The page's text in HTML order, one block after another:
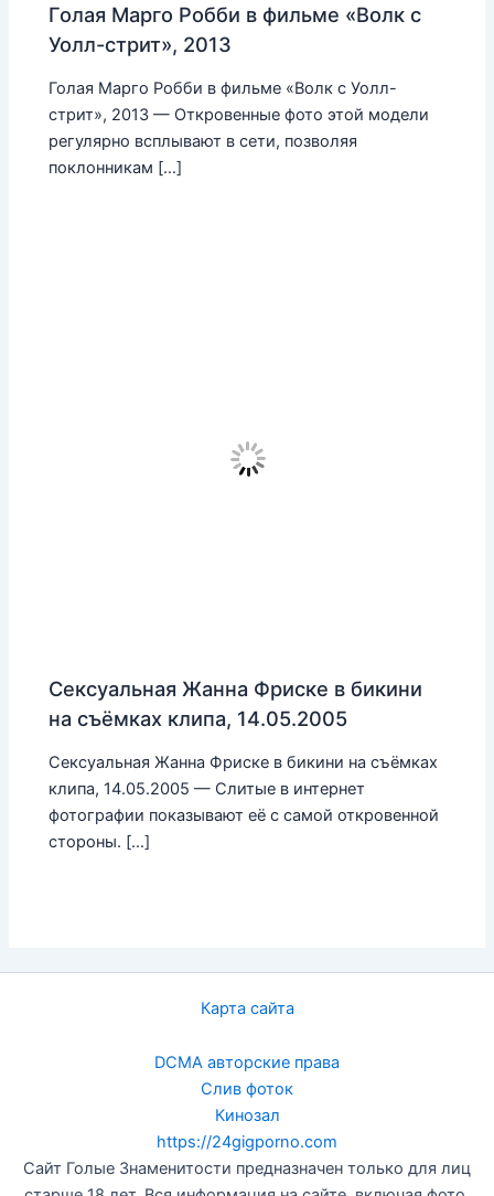
Голая Марго Робби в фильме «Волк с
Уолл-стрит», 2013
Голая Марго Робби в фильме «Волк с Уолл-
стрит», 2013 — Откровенные фото этой модели
регулярно всплывают в сети, позволяя
поклонникам […]
Сексуальная Жанна Фриске в бикини
на съёмках клипа, 14.05.2005
Сексуальная Жанна Фриске в бикини на съёмках
клипа, 14.05.2005 — Слитые в интернет
фотографии показывают её с самой откровенной
стороны. […]
Карта сайта
DCMA авторские права
Слив фоток
Кинозал
https://24gigporno.com
Сайт Голые Знаменитости предназначен только для лиц